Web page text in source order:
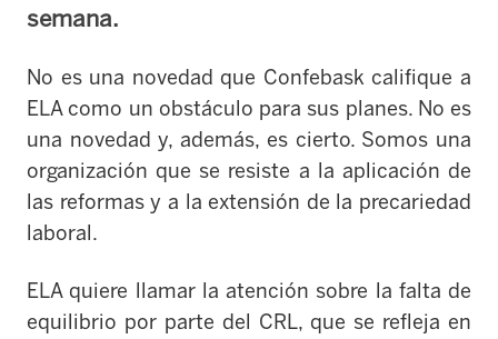
semana.
No es una novedad que Confebask califique a
ELA como un obstáculo para sus planes. No es
una novedad y, además, es cierto. Somos una
organización que se resiste a la aplicación de
las reformas y a la extensión de la precariedad
laboral.
ELA quiere llamar la atención sobre la falta de
equilibrio por parte del CRL, que se refleja en